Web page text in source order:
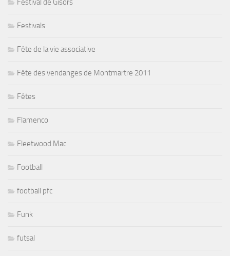
Festival de Gisors
Festivals
Fête de la vie associative
Fête des vendanges de Montmartre 2011
Fêtes
Flamenco
Fleetwood Mac
Football
football pfc
Funk
futsal